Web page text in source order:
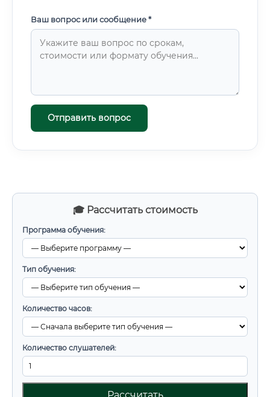
🎓 Рассчитать стоимость
Программа обучения:
Тип обучения:
Количество часов:
Количество слушателей:
Ваш вопрос или сообщение *
Отправить вопрос